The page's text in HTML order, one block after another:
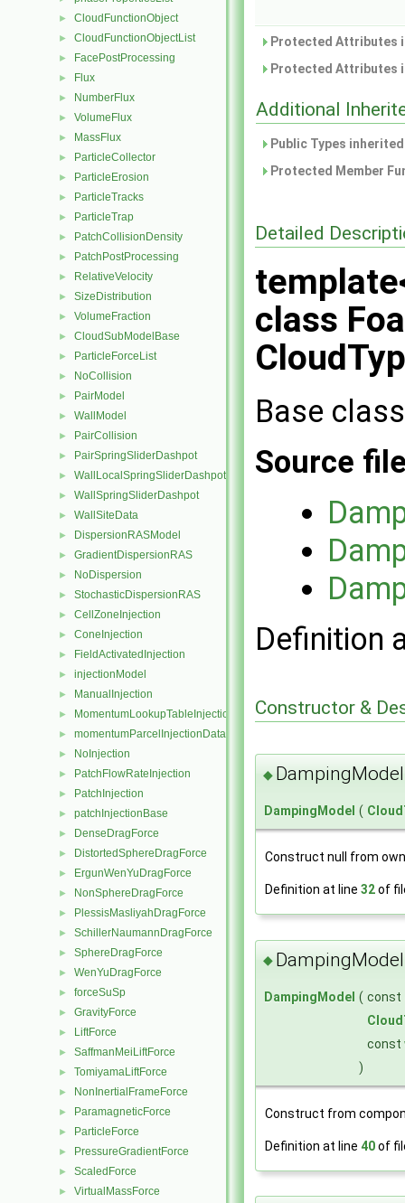
► CloudFunctionObject
► CloudFunctionObjectList
► FacePostProcessing
► Flux
► NumberFlux
► VolumeFlux
► MassFlux
► ParticleCollector
► ParticleErosion
► ParticleTracks
► ParticleTrap
► PatchCollisionDensity
► PatchPostProcessing
► RelativeVelocity
► SizeDistribution
► VolumeFraction
► CloudSubModelBase
► ParticleForceList
► NoCollision
► PairModel
► WallModel
► PairCollision
► PairSpringSliderDashpot
► WallLocalSpringSliderDashpot
► WallSpringSliderDashpot
► WallSiteData
► DispersionRASModel
► GradientDispersionRAS
► NoDispersion
► StochasticDispersionRAS
► CellZoneInjection
► ConeInjection
► FieldActivatedInjection
► injectionModel
► ManualInjection
► MomentumLookupTableInjection
► momentumParcelInjectionData
► NoInjection
► PatchFlowRateInjection
► PatchInjection
► patchInjectionBase
► DenseDragForce
► DistortedSphereDragForce
► ErgunWenYuDragForce
► NonSphereDragForce
► PlessisMasliyahDragForce
► SchillerNaumannDragForce
► SphereDragForce
► WenYuDragForce
► forceSuSp
► GravityForce
► LiftForce
► SaffmanMeiLiftForce
► TomiyamaLiftForce
► NonInertialFrameForce
► ParamagneticForce
► ParticleForce
► PressureGradientForce
► ScaledForce
► VirtualMassForce
Protected Attributes
Protected Attributes
Additional
Public Types
Protected Member
Detailed
class
Base
Source
Definition
Constructor &
◆
DampingModel (
Construct null from
Definition at line 32of
◆
DampingModel ( const
const
)
Construct from
Definition at line 40of